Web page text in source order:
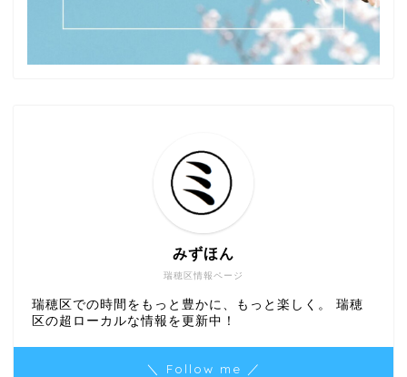
瑞穂区情報ページ
みずほん
瑞穂区での時間をもっと豊かに、もっと楽しく。 瑞穂
区の超ローカルな情報を更新中！
＼ Follow me ／